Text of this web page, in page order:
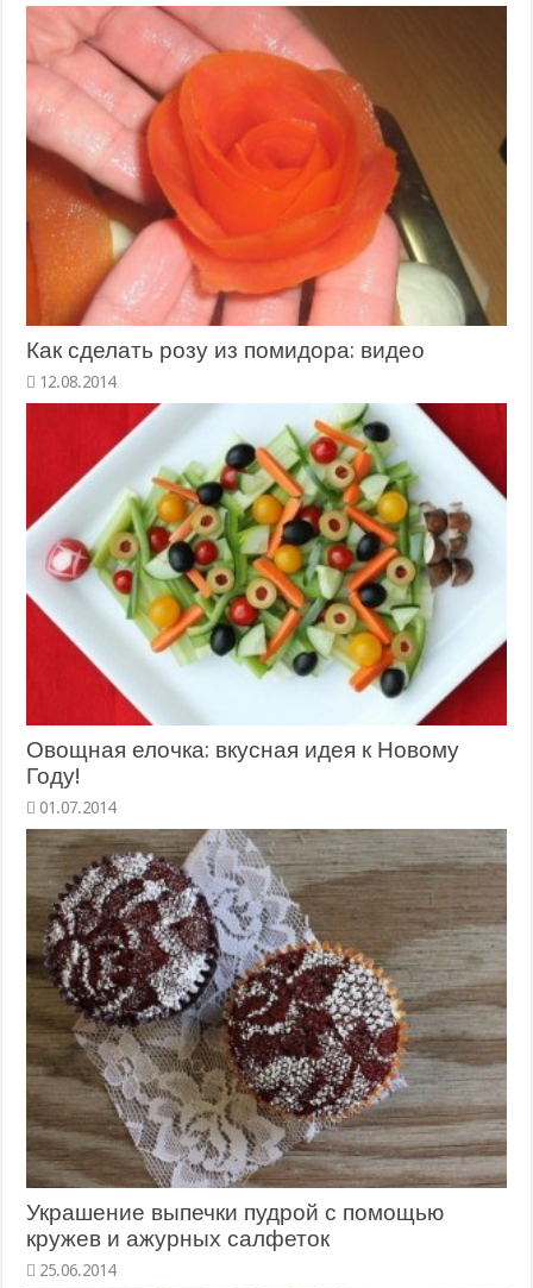
Как сделать розу из помидора: видео
12.08.2014
Овощная елочка: вкусная идея к Новому
Году!
01.07.2014
Украшение выпечки пудрой с помощью
кружев и ажурных салфеток
25.06.2014